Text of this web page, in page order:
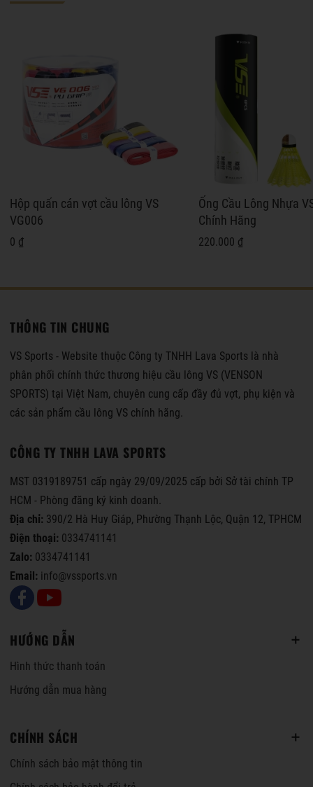
Hộp quấn cán vợt cầu lông VS
VG006
0 ₫
Ống Cầu Lông Nhựa
Chính Hãng
220.000 ₫
THÔNG TIN CHUNG
VS Sports - Website thuộc Công ty TNHH Lava Sports là nhà
phân phối chính thức thương hiệu cầu lông VS (VENSON
SPORTS) tại Việt Nam, chuyên cung cấp đầy đủ vợt, phụ kiện và
các sản phẩm cầu lông VS chính hãng.
CÔNG TY TNHH LAVA SPORTS
MST 0319189751 cấp ngày 29/09/2025 cấp bởi Sở tài chính TP
HCM - Phòng đăng ký kinh doanh.
Địa chỉ: 390/2 Hà Huy Giáp, Phường Thạnh Lộc, Quận 12, TPHCM
Điện thoại: 0334741141
Zalo: 0334741141
Email: info@vssports.vn
HƯỚNG DẪN
Hình thức thanh toán
Hướng dẫn mua hàng
CHÍNH SÁCH
Chính sách bảo mật thông tin